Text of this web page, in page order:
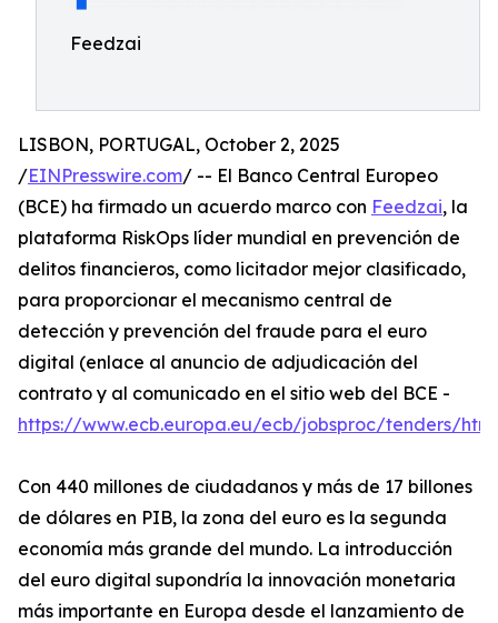
Feedzai
LISBON, PORTUGAL, October 2, 2025
/EINPresswire.com/ -- El Banco Central Europeo
(BCE) ha firmado un acuerdo marco con Feedzai, la
plataforma RiskOps líder mundial en prevención de
delitos financieros, como licitador mejor clasificado,
para proporcionar el mecanismo central de
detección y prevención del fraude para el euro
digital (enlace al anuncio de adjudicación del
contrato y al comunicado en el sitio web del BCE -
https://www.ecb.europa.eu/ecb/jobsproc/tenders/
Con 440 millones de ciudadanos y más de 17 billones
de dólares en PIB, la zona del euro es la segunda
economía más grande del mundo. La introducción
del euro digital supondría la innovación monetaria
más importante en Europa desde el lanzamiento de